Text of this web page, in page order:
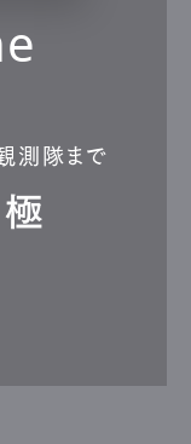
測隊まで